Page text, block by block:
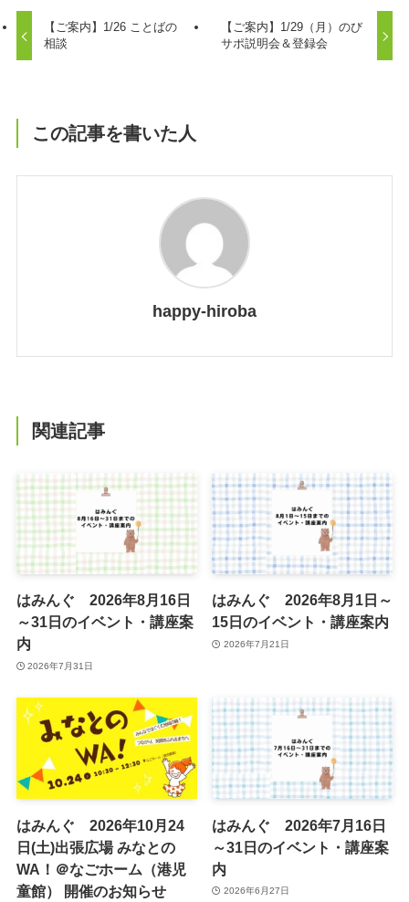
【ご案内】1/26 ことばの
相談
【ご案内】1/29（月）のび
サポ説明会＆登録会
この記事を書いた人
happy-hiroba
関連記事
はみんぐ 2026年8月16日
～31日のイベント・講座案
内
2026年7月31日
はみんぐ 2026年8月1日～
15日のイベント・講座案内
2026年7月21日
はみんぐ 2026年10月24
日(土)出張広場 みなとの
WA！＠なごホーム（港児
童館） 開催のお知らせ
はみんぐ 2026年7月16日
～31日のイベント・講座案
内
2026年6月27日